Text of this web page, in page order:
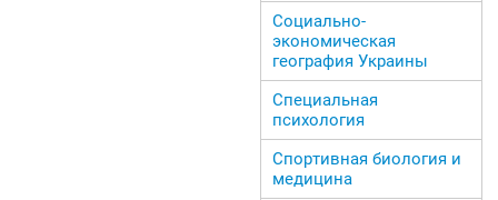
Социально-
экономическая
география Украины
Специальная
психология
Спортивная биология и
медицина